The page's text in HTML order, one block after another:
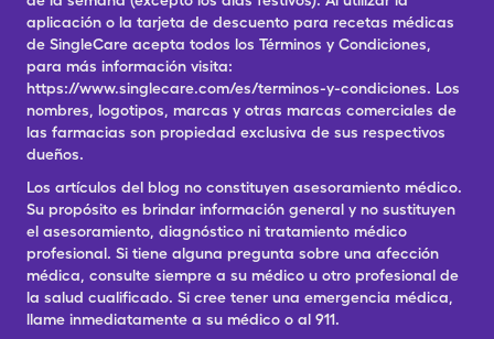
aplicación o la tarjeta de descuento para recetas médicas
de SingleCare acepta todos los Términos y Condiciones,
para más información visita:
https://www.singlecare.com/es/terminos-y-condiciones. Los
nombres, logotipos, marcas y otras marcas comerciales de
las farmacias son propiedad exclusiva de sus respectivos
dueños.
Los artículos del blog no constituyen asesoramiento médico.
Su propósito es brindar información general y no sustituyen
el asesoramiento, diagnóstico ni tratamiento médico
profesional. Si tiene alguna pregunta sobre una afección
médica, consulte siempre a su médico u otro profesional de
la salud cualificado. Si cree tener una emergencia médica,
llame inmediatamente a su médico o al 911.